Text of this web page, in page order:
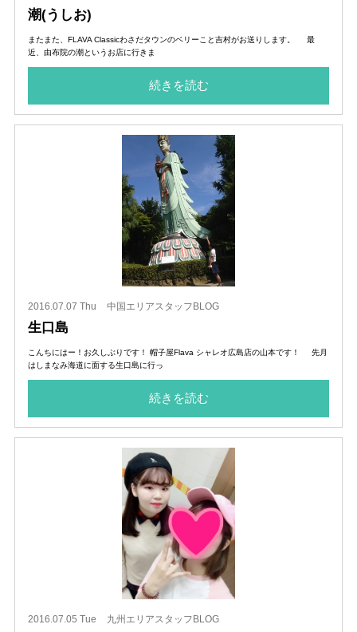
潮(うしお)
またまた、FLAVA Classicわさだタウンのベリーこと吉村がお送りします。 最
近、由布院の潮というお店に行きま
続きを読む
2016.07.07 Thu 中国エリアスタッフBLOG
生口島
こんちにはー！お久しぶりです！ 帽子屋Flava シャレオ広島店の山本です！ 先月
はしまなみ海道に面する生口島に行っ
続きを読む
2016.07.05 Tue 九州エリアスタッフBLOG